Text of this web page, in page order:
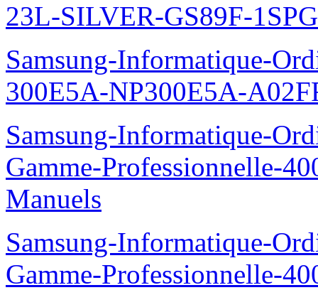
23L-SILVER-GS89F-
Samsung-Informatique-
300E5A-NP300E5A-
Samsung-Informatique-
Gamme-Professionnelle-
Manuels
Samsung-Informatique-
Gamme-Professionnelle-